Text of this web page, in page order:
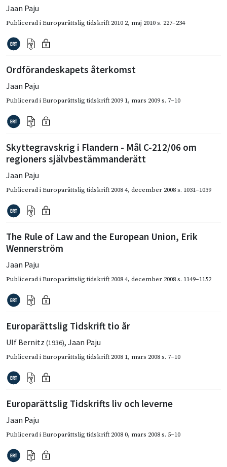
Jaan Paju
Publicerad iEuroparättslig tidskrift 2010 2, maj 2010s. 227–234
Ordförandeskapets återkomst
Jaan Paju
Publicerad iEuroparättslig tidskrift 2009 1, mars 2009s. 7–10
Skyttegravskrig i Flandern - Mål C-212/06 om
regioners självbestämmanderätt
Jaan Paju
Publicerad iEuroparättslig tidskrift 2008 4, december 2008s. 1031–1039
The Rule of Law and the European Union, Erik
Wennerström
Jaan Paju
Publicerad iEuroparättslig tidskrift 2008 4, december 2008s. 1149–1152
Europarättslig Tidskrift tio år
Ulf Bernitz (1936), Jaan Paju
Publicerad iEuroparättslig tidskrift 2008 1, mars 2008s. 7–10
Europarättslig Tidskrifts liv och leverne
Jaan Paju
Publicerad iEuroparättslig tidskrift 2008 0, mars 2008s. 5–10